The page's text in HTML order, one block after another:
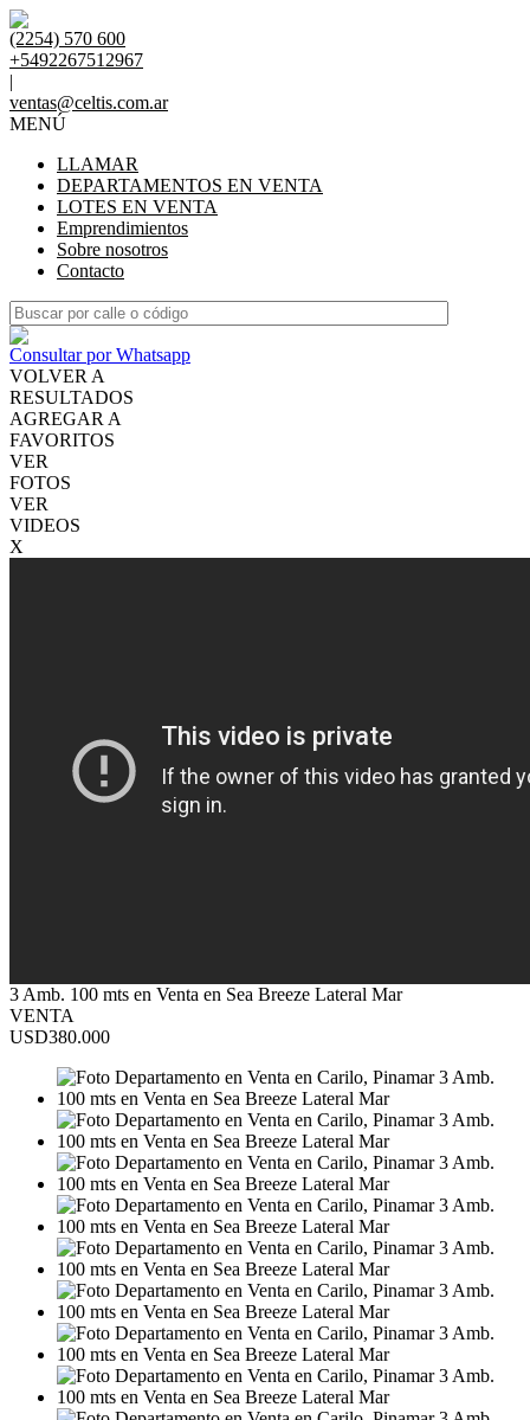
(2254) 570 600
+5492267512967
|
ventas@celtis.com.ar
MENÚ
LLAMAR
DEPARTAMENTOS EN VENTA
LOTES EN VENTA
Emprendimientos
Sobre nosotros
Contacto
Consultar por Whatsapp
VOLVER A
RESULTADOS
AGREGAR A
FAVORITOS
VER
FOTOS
VER
VIDEOS
X
3 Amb. 100 mts en Venta en Sea Breeze Lateral Mar
VENTA
USD380.000